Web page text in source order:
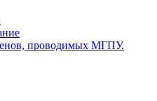
проводимых МГПУ.